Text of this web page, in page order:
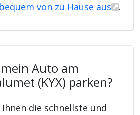
von zu Hause aus
.
Auto am
(KYX) parken?
die schnellste und